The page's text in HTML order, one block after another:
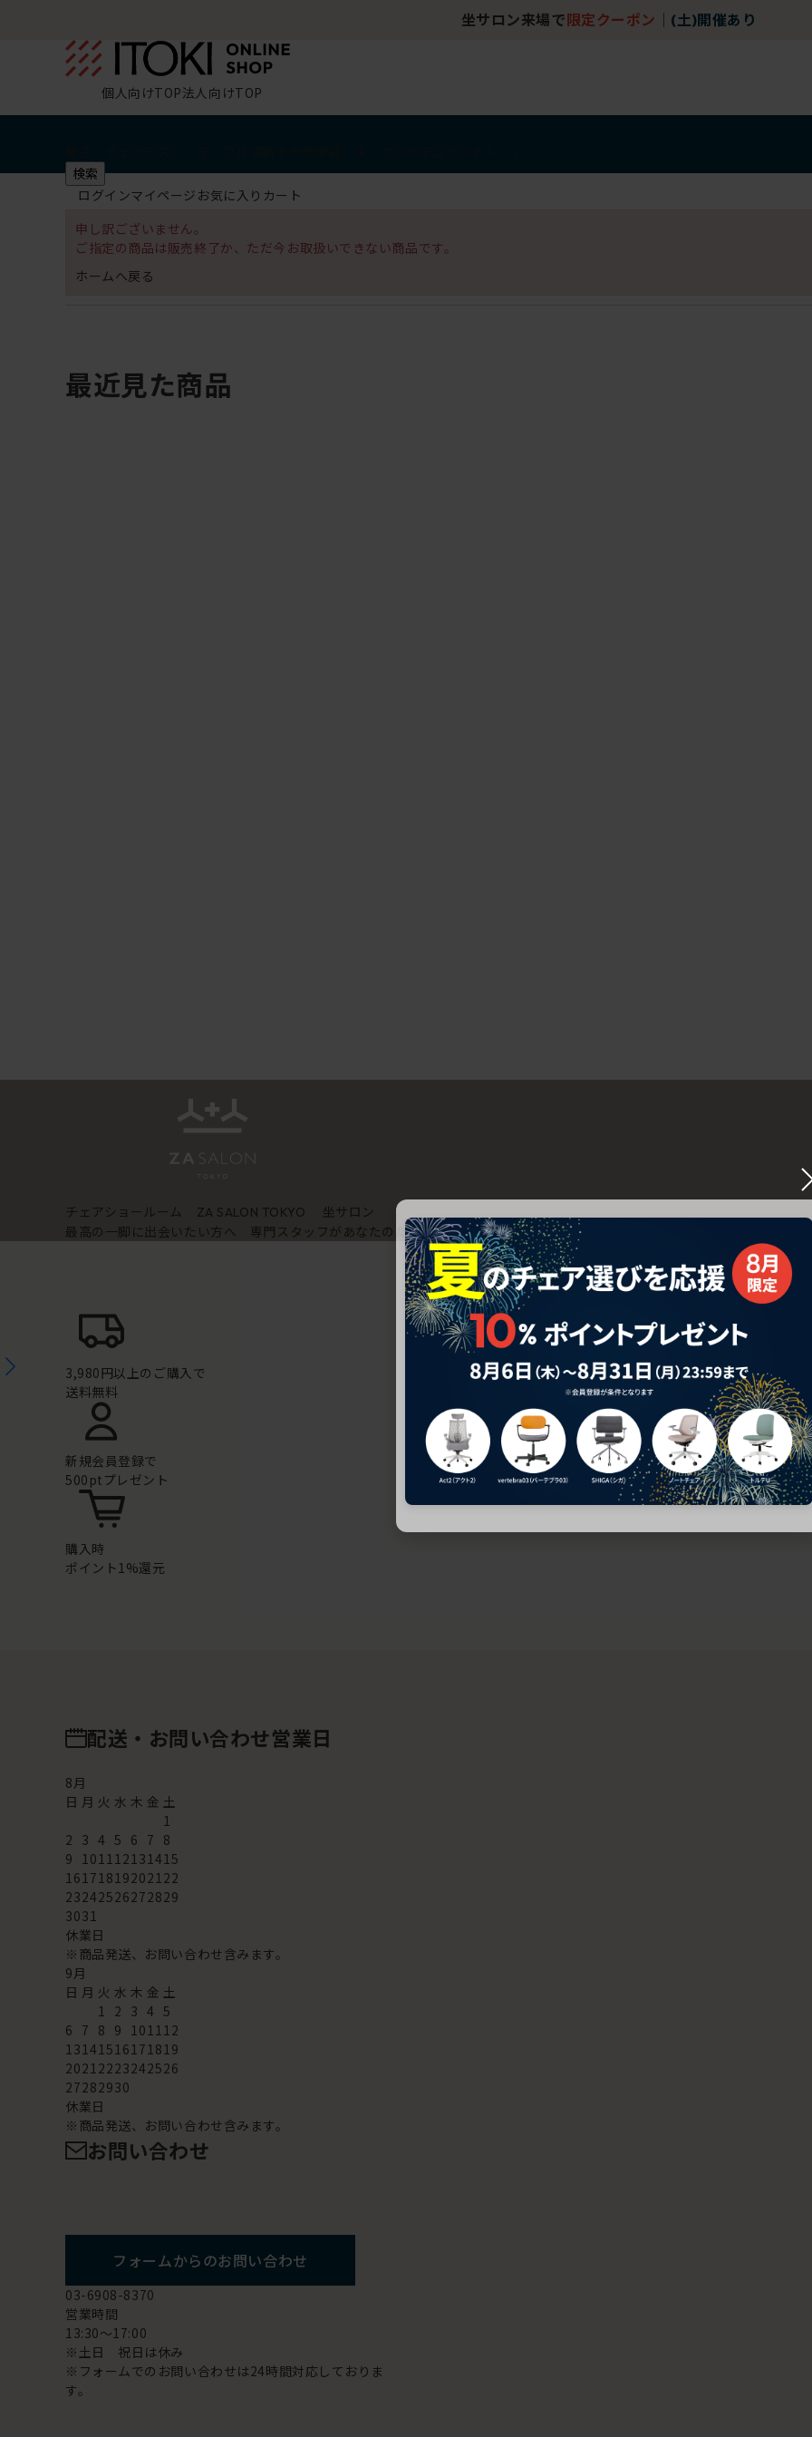
坐サロン来場で 限定クーポン (土)開催あり
個人向けTOP法人向けTOP
検索
ログインマイページ お気に入り カート
申し訳ございません。
ご指定の商品は販売終了か、ただ今お取扱いできない商品です。
ホームへ戻る
最近見た商品
チェアショールーム ZA SALON TOKYO
坐サロン
最高の一脚に出会いたい方へ 専門スタッフがあなたのための椅子選びをサポートいたします。
3,980円以上のご購入で
送料無料
新規会員登録で
500ptプレゼント
購入時
ポイント1%還元
配送・お問い合わせ営業日
8月
日 月 火 水 木 金 土
1
2 3 4 5 6 7 8
9 101112131415
16171819202122
23242526272829
3031
休業日
※商品発送、お問い合わせ含みます。
9月
日 月 火 水 木 金 土
1 2 3 4 5
6 7 8 9 101112
13141516171819
20212223242526
27282930
休業日
※商品発送、お問い合わせ含みます。
お問い合わせ
フォームからのお問い合わせ
03-6908-8370
営業時間
13:30～17:00
※土日 祝日は休み
※フォームでのお問い合わせは24時間対応しておりま
す。